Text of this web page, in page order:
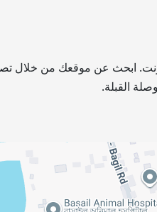
ابحث عن موقعك من خلال
القبلة.